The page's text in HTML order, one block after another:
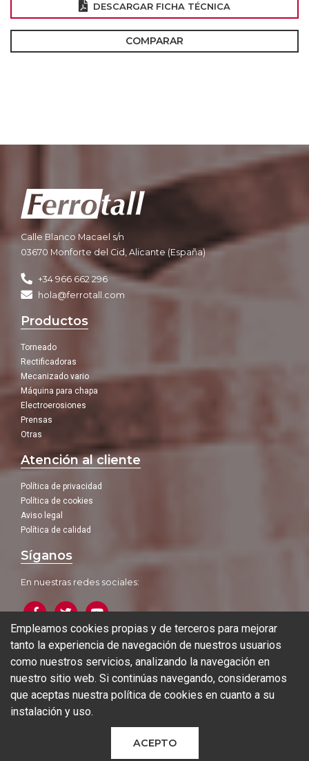
DESCARGAR FICHA TÉCNICA
COMPARAR
Calle Blanco Macael s/n
03670 Monforte del Cid, Alicante (España)
+34 966 662 296
hola@ferrotall.com
Productos
Torneado
Rectificadoras
Mecanizado vario
Máquina para chapa
Electroerosiones
Prensas
Otras
Atención al cliente
Política de privacidad
Política de cookies
Aviso legal
Política de calidad
Síganos
En nuestras redes sociales:
Blog
Marcas CNC Ocasión
Empleamos cookies propias y de terceros para mejorar
tanto la experiencia de navegación de nuestros usuarios
como nuestros servicios, analizando la navegación en
nuestro sitio web. Si continúas navegando, consideramos
que aceptas nuestra política de cookies en cuanto a su
instalación y uso.
ACEPTO